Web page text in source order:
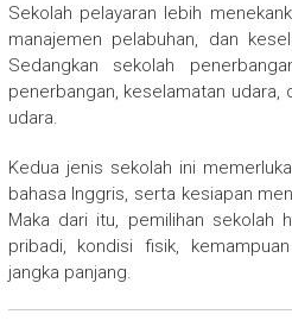
Sekolah pelayaran lebih
manajemen pelabuhan, dan
Sedangkan sekolah
penerbangan, keselamatan udara,
udara.
Kedua jenis sekolah ini
bahasa Inggris, serta kesiapan
Maka dari itu, pemilihan sekolah
pribadi, kondisi fisik,
jangka panjang.